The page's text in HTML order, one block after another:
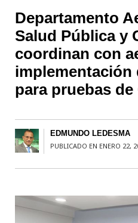
Departamento
Salud Pública y
coordinan con
para pruebas de
EDMUNDO LEDESMA
PUBLICADO EN ENERO 22,